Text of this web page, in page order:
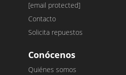
[email protected]
Contacto
Solicita repuestos
Conócenos
Quiénes somos